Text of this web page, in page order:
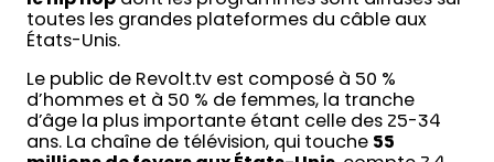
toutes les grandes plateformes du câble aux
États-Unis.
Le public de Revolt.tv est composé à 50 %
d’hommes et à 50 % de femmes, la tranche
d’âge la plus importante étant celle des 25-34
ans. La chaîne de télévision, qui touche 55